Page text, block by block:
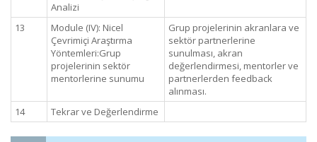
Analizi
13
Module (IV): Nicel
Çevrimiçi Araştırma
Yöntemleri:Grup
projelerinin sektör
mentorlerine sunumu
Grup projelerinin akranlara ve
sektör partnerlerine
sunulması, akran
değerlendirmesi, mentorler ve
partnerlerden feedback
alınması.
14
Tekrar ve Değerlendirme